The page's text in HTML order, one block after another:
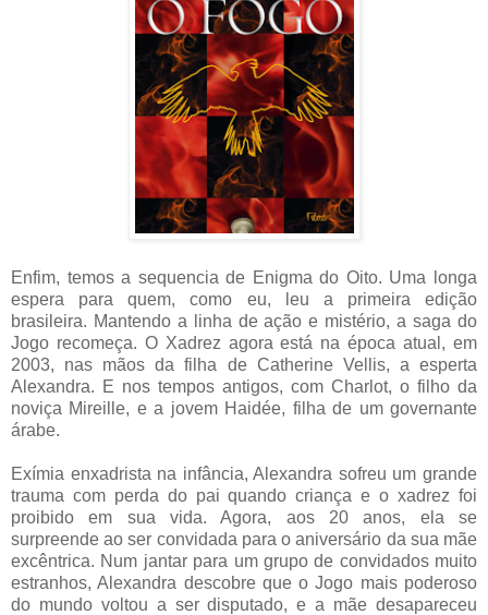
Enfim, temos a sequencia de Enigma do Oito. Uma longa
espera para quem, como eu, leu a primeira edição
brasileira. Mantendo a linha de ação e mistério, a saga do
Jogo recomeça. O Xadrez agora está na época atual, em
2003, nas mãos da filha de Catherine Vellis, a esperta
Alexandra. E nos tempos antigos, com Charlot, o filho da
noviça Mireille, e a jovem Haidée, filha de um governante
árabe.
Exímia enxadrista na infância, Alexandra sofreu um grande
trauma com perda do pai quando criança e o xadrez foi
proibido em sua vida. Agora, aos 20 anos, ela se
surpreende ao ser convidada para o aniversário da sua mãe
excêntrica. Num jantar para um grupo de convidados muito
estranhos, Alexandra descobre que o Jogo mais poderoso
do mundo voltou a ser disputado, e a mãe desapareceu